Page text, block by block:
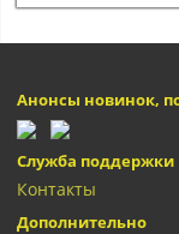
Анонсы новинок,
Служба поддержки
Контакты
Дополнительно